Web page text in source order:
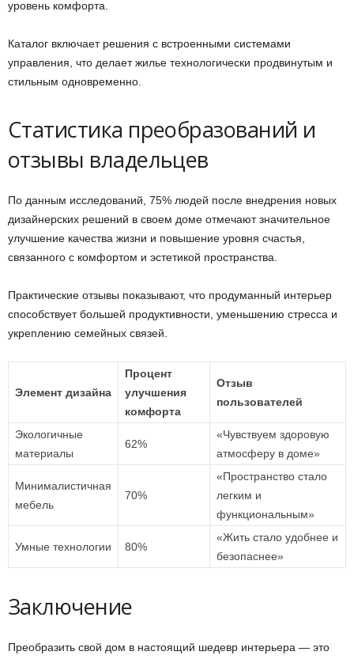
уровень комфорта.
Каталог включает решения с встроенными системами
управления, что делает жилье технологически продвинутым и
стильным одновременно.
Статистика преобразований и
отзывы владельцев
По данным исследований, 75% людей после внедрения новых
дизайнерских решений в своем доме отмечают значительное
улучшение качества жизни и повышение уровня счастья,
связанного с комфортом и эстетикой пространства.
Практические отзывы показывают, что продуманный интерьер
способствует большей продуктивности, уменьшению стресса и
укреплению семейных связей.
Элемент дизайна
Процент
улучшения
комфорта
Отзыв
пользователей
Экологичные
материалы
62%
«Чувствуем здоровую
атмосферу в доме»
Минималистичная
мебель
70%
«Пространство стало
легким и
функциональным»
Умные технологии 80%
«Жить стало удобнее и
безопаснее»
Заключение
Преобразить свой дом в настоящий шедевр интерьера — это